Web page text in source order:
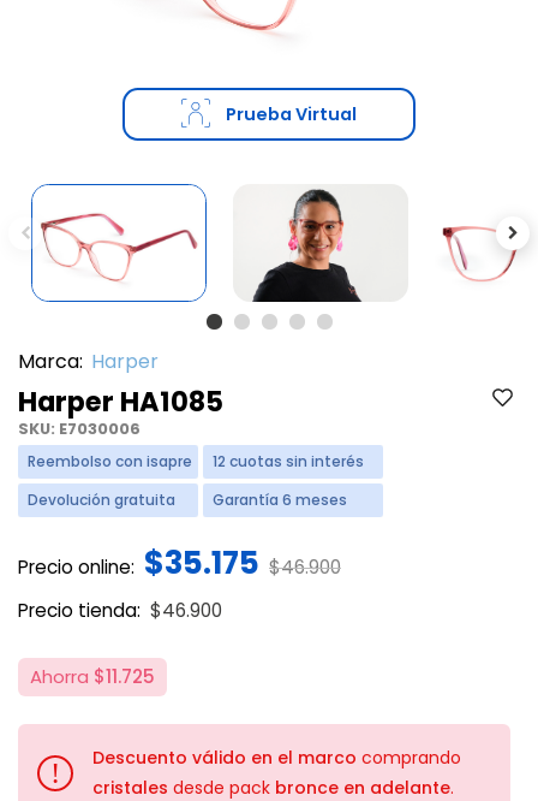
Prueba Virtual
Previous
Marca: Harper
Harper HA1085
SKU: E7030006
Reembolso con isapre
12 cuotas sin interés
Devolución gratuita
Garantía 6 meses
Precio online: $35.175 Price reduced from
$46.900to
Precio tienda:
Price reduced from
$46.900
Ahorra $11.725
! Descuento válido en el marco comprando
cristales desde pack bronce en adelante.